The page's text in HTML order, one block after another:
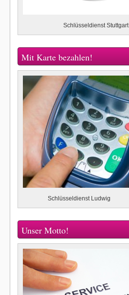
Schlüsseldienst Stuttgart
Mit Karte bezahlen!
Schlüsseldienst Ludwig
Unser Motto!